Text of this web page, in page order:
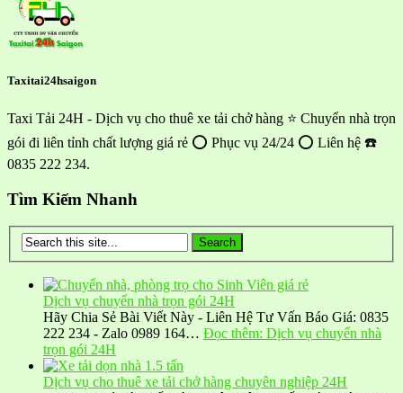
Taxitai24hsaigon
Taxi Tải 24H - Dịch vụ cho thuê xe tải chở hàng ⭐ Chuyển nhà trọn
gói đi liên tỉnh chất lượng giá rẻ ⭕ Phục vụ 24/24 ⭕ Liên hệ ☎️
0835 222 234.
Tìm Kiếm Nhanh
Dịch vụ chuyển nhà trọn gói 24H
Hãy Chia Sẻ Bài Viết Này - Liên Hệ Tư Vấn Báo Giá: 0835
222 234 - Zalo 0989 164… Đọc thêm: Dịch vụ chuyển nhà
trọn gói 24H
Dịch vụ cho thuê xe tải chở hàng chuyên nghiệp 24H